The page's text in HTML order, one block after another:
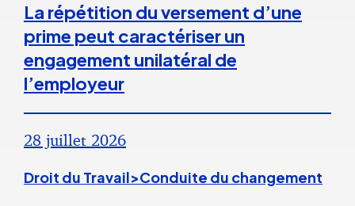
La répétition du versement d’une
prime peut caractériser un
engagement unilatéral de
l’employeur
28 juillet 2026
Droit du Travail>Conduite du changement